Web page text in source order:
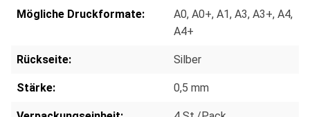
Mögliche Druckformate: A0, A0+, A1, A3, A3+, A4,
A4+
Rückseite: Silber
Stärke: 0,5 mm